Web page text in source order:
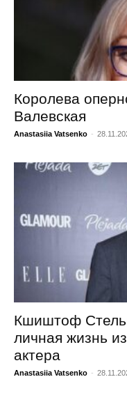
Королева
Валевская
Anastasiia Vatsenko -
Кшиштоф
личная жизнь
актера
Anastasiia Vatsenko -